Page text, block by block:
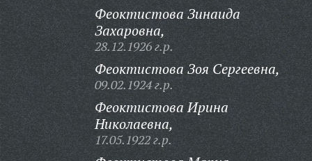
Феоктистова Зинаида
Захаровна,
28.12.1926 г.р.
Феоктистова Зоя Сергеевна,
09.02.1924 г.р.
Феоктистова Ирина
Николаевна,
17.05.1922 г.р.